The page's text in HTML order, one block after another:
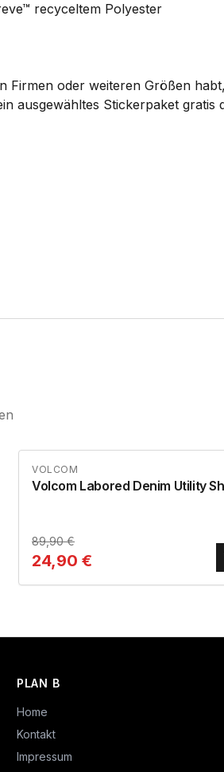
recyceltem Polyester
Firmen oder weiteren Größen
ausgewähltes Stickerpaket gratis
VOLCOM
Volcom Labored Denim Utility
89,90€
24,90 €
PLAN B
Home
Kontakt
Impressum